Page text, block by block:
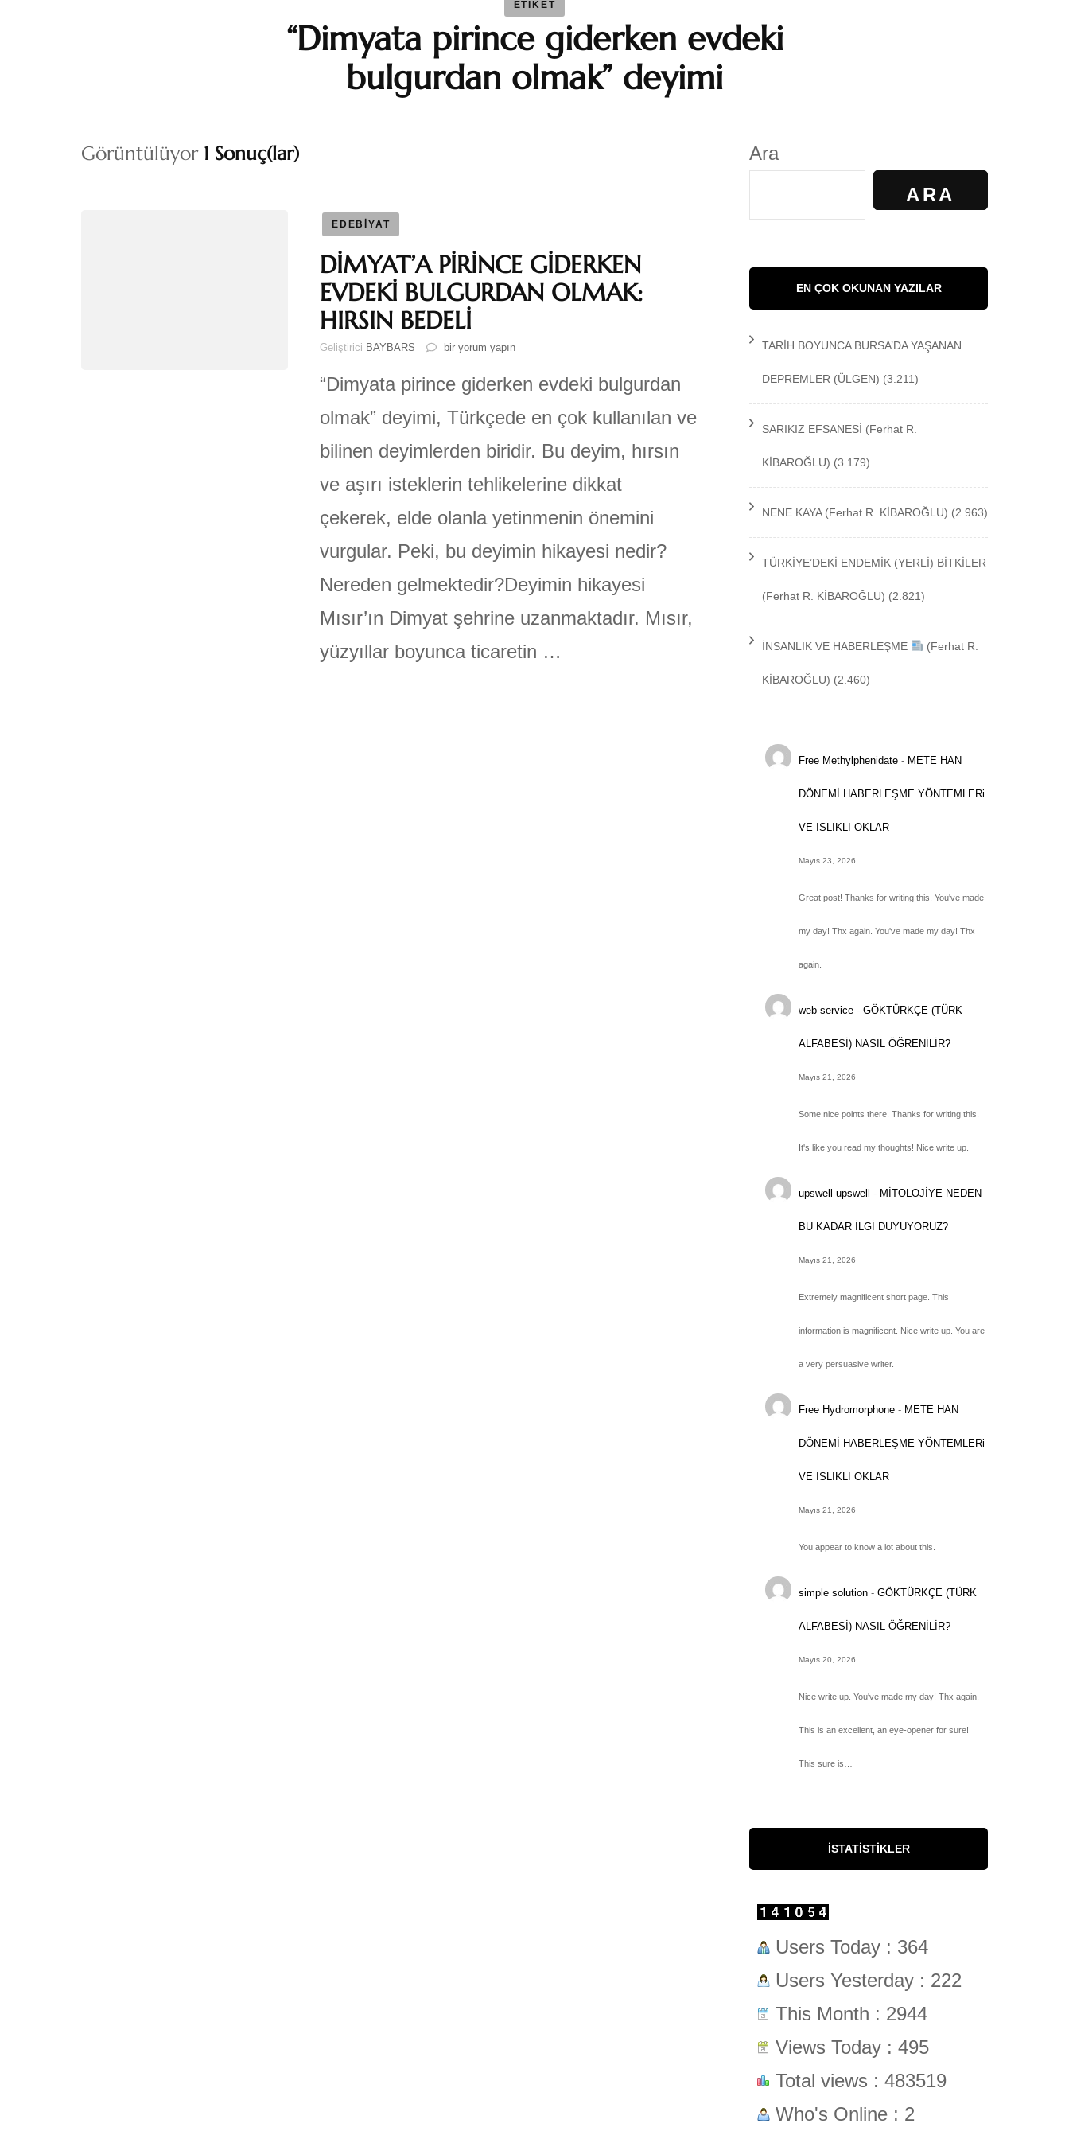
BAYBARS
Duygu KALKAN
ÜLGEN
SPOR
TEKNOLOJİ
ETIKET
“Dimyata pirince giderken evdeki
bulgurdan olmak” deyimi
Görüntülüyor 1 Sonuç(lar)
EDEBİYAT
DİMYAT’A PİRİNCE GİDERKEN
EVDEKİ BULGURDAN OLMAK:
HIRSIN BEDELİ
Geliştirici BAYBARS
DİMYAT’A
GİDERKEN
EVDEKİ
BULGURDAN
OLMAK:
HIRSIN
BEDELİ
bir yorum yapın
“Dimyata pirince giderken evdeki bulgurdan
olmak” deyimi, Türkçede en çok kullanılan ve
bilinen deyimlerden biridir. Bu deyim, hırsın
ve aşırı isteklerin tehlikelerine dikkat
çekerek, elde olanla yetinmenin önemini
vurgular. Peki, bu deyimin hikayesi nedir?
Nereden gelmektedir?Deyimin hikayesi
Mısır’ın Dimyat şehrine uzanmaktadır. Mısır,
yüzyıllar boyunca ticaretin …
Ara
ARA
EN ÇOK OKUNAN YAZILAR
TARİH BOYUNCA BURSA’DA YAŞANAN
DEPREMLER (ÜLGEN) (3.211)
SARIKIZ EFSANESİ (Ferhat R.
KİBAROĞLU) (3.179)
NENE KAYA (Ferhat R. KİBAROĞLU) (2.963)
TÜRKİYE’DEKİ ENDEMİK (YERLİ) BİTKİLER
(Ferhat R. KİBAROĞLU) (2.821)
İNSANLIK VE HABERLEŞME (Ferhat R.
KİBAROĞLU) (2.460)
Free Methylphenidate - METE HAN
DÖNEMİ HABERLEŞME YÖNTEMLERi
VE ISLIKLI OKLAR
Mayıs 23, 2026
Great post! Thanks for writing this. You've made
my day! Thx again. You've made my day! Thx
again.
web service -GÖKTÜRKÇE (TÜRK
ALFABESİ) NASIL ÖĞRENİLİR?
Mayıs 21, 2026
Some nice points there. Thanks for writing this.
It's like you read my thoughts! Nice write up.
upswell upswell - MİTOLOJİYE NEDEN
BU KADAR İLGİ DUYUYORUZ?
Mayıs 21, 2026
Extremely magnificent short page. This
information is magnificent. Nice write up. You are
a very persuasive writer.
Free Hydromorphone - METE HAN
DÖNEMİ HABERLEŞME YÖNTEMLERi
VE ISLIKLI OKLAR
Mayıs 21, 2026
You appear to know a lot about this.
simple solution -GÖKTÜRKÇE (TÜRK
ALFABESİ) NASIL ÖĞRENİLİR?
Mayıs 20, 2026
Nice write up. You've made my day! Thx again.
This is an excellent, an eye-opener for sure!
This sure is…
İSTATISTIKLER
Users Today : 364
Users Yesterday : 222
This Month : 2944
Views Today : 495
Total views : 483519
Who's Online : 2